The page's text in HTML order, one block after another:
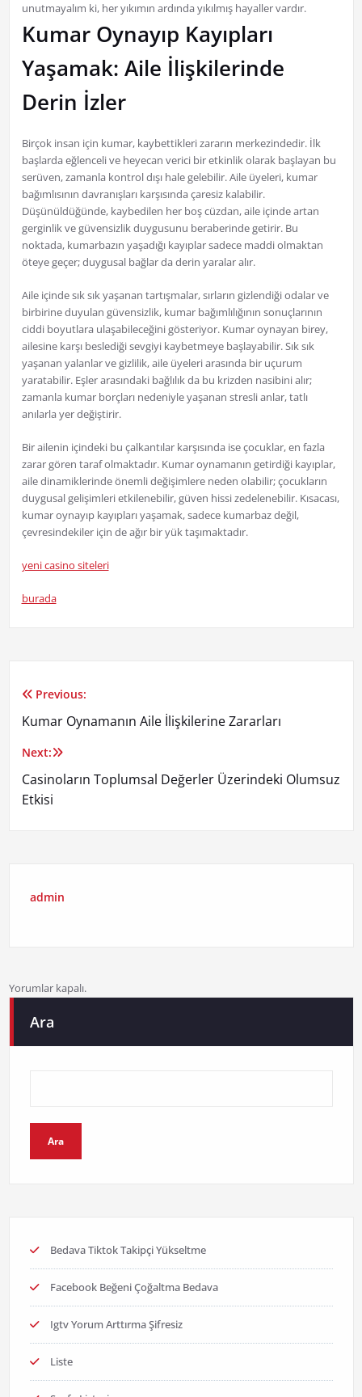
unutmayalım ki, her yıkımın ardında yıkılmış hayaller vardır.
Kumar Oynayıp Kayıpları
Yaşamak: Aile İlişkilerinde
Derin İzler
Birçok insan için kumar, kaybettikleri zararın merkezindedir. İlk
başlarda eğlenceli ve heyecan verici bir etkinlik olarak başlayan bu
serüven, zamanla kontrol dışı hale gelebilir. Aile üyeleri, kumar
bağımlısının davranışları karşısında çaresiz kalabilir.
Düşünüldüğünde, kaybedilen her boş cüzdan, aile içinde artan
gerginlik ve güvensizlik duygusunu beraberinde getirir. Bu
noktada, kumarbazın yaşadığı kayıplar sadece maddi olmaktan
öteye geçer; duygusal bağlar da derin yaralar alır.
Aile içinde sık sık yaşanan tartışmalar, sırların gizlendiği odalar ve
birbirine duyulan güvensizlik, kumar bağımlılığının sonuçlarının
ciddi boyutlara ulaşabileceğini gösteriyor. Kumar oynayan birey,
ailesine karşı beslediği sevgiyi kaybetmeye başlayabilir. Sık sık
yaşanan yalanlar ve gizlilik, aile üyeleri arasında bir uçurum
yaratabilir. Eşler arasındaki bağlılık da bu krizden nasibini alır;
zamanla kumar borçları nedeniyle yaşanan stresli anlar, tatlı
anılarla yer değiştirir.
Bir ailenin içindeki bu çalkantılar karşısında ise çocuklar, en fazla
zarar gören taraf olmaktadır. Kumar oynamanın getirdiği kayıplar,
aile dinamiklerinde önemli değişimlere neden olabilir; çocukların
duygusal gelişimleri etkilenebilir, güven hissi zedelenebilir. Kısacası,
kumar oynayıp kayıpları yaşamak, sadece kumarbaz değil,
çevresindekiler için de ağır bir yük taşımaktadır.
yeni casino siteleri
burada
Yazı
gezinmesi
Previous:
Kumar Oynamanın Aile İlişkilerine Zararları
Next:
Casinoların Toplumsal Değerler Üzerindeki Olumsuz
Etkisi
admin
Yorumlar kapalı.
Ara
Ara
Bedava Tiktok Takipçi Yükseltme
Facebook Beğeni Çoğaltma Bedava
Igtv Yorum Arttırma Şifresiz
Liste